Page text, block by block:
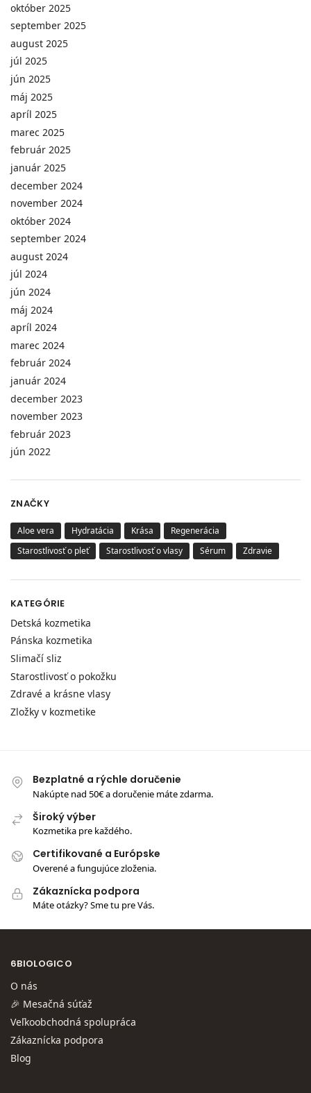
október 2025
september 2025
august 2025
júl 2025
jún 2025
máj 2025
apríl 2025
marec 2025
február 2025
január 2025
december 2024
november 2024
október 2024
september 2024
august 2024
júl 2024
jún 2024
máj 2024
apríl 2024
marec 2024
február 2024
január 2024
december 2023
november 2023
február 2023
jún 2022
ZNAČKY
Aloe vera Hydratácia Krása
Regenerácia
Starostlivosť o pleť
Starostlivosť o vlasy Sérum Zdravie
KATEGÓRIE
Detská kozmetika
Pánska kozmetika
Slimačí sliz
Starostlivosť o pokožku
Zdravé a krásne vlasy
Zložky v kozmetike
Bezplatné a rýchle doručenie
Nakúpte nad 50€ a doručenie máte zdarma.
Široký výber
Kozmetika pre každého.
Certifikované a Európske
Overené a fungujúce zloženia.
Zákaznícka podpora
Máte otázky? Sme tu pre Vás.
6BIOLOGICO
O nás
🎉 Mesačná súťaž
Veľkoobchodná spolupráca
Zákaznícka podpora
Blog